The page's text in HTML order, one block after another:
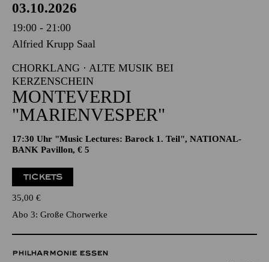
03.10.2026
19:00 - 21:00
Alfried Krupp Saal
CHORKLANG · ALTE MUSIK BEI
KERZENSCHEIN
MONTEVERDI
"MARIENVESPER"
17:30 Uhr "Music Lectures: Barock 1. Teil", NATIONAL-
BANK Pavillon, € 5
TICKETS
35,00 €
Abo 3: Große Chorwerke
PHILHARMONIE ESSEN